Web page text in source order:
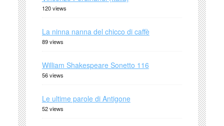
120 views
La ninna nanna del chicco di caffè
89 views
William Shakespeare Sonetto 116
56 views
Le ultime parole di Antigone
52 views